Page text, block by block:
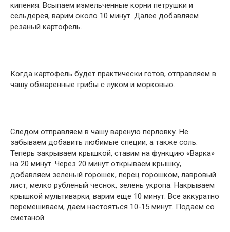
кипения. Всыпаем измельченные корни петрушки и
сельдерея, варим около 10 минут. Далее добавляем
резаный картофель.
Когда картофель будет практически готов, отправляем в
чашу обжаренные грибы с луком и морковью.
Следом отправляем в чашу вареную перловку. Не
забываем добавить любимые специи, а также соль.
Теперь закрываем крышкой, ставим на функцию «Варка»
на 20 минут. Через 20 минут открываем крышку,
добавляем зеленый горошек, перец горошком, лавровый
лист, мелко рубленый чеснок, зелень укропа. Накрываем
крышкой мультиварки, варим еще 10 минут. Все аккуратно
перемешиваем, даем настояться 10-15 минут. Подаем со
сметаной.